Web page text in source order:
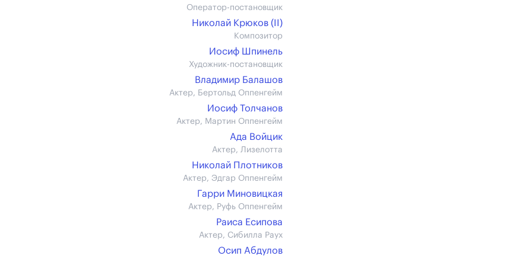
Оператор-постановщик
Николай Крюков (II)
Композитор
Иосиф Шпинель
Художник-постановщик
Владимир Балашов
Актер, Бертольд Оппенгейм
Иосиф Толчанов
Актер, Мартин Оппенгейм
Ада Войцик
Актер, Лизелотта
Николай Плотников
Актер, Эдгар Оппенгейм
Гарри Миновицкая
Актер, Руфь Оппенгейм
Раиса Есипова
Актер, Сибилла Раух
Осип Абдулов